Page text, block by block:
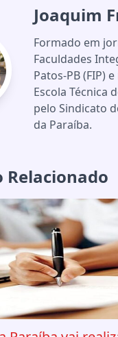
Joaquim
Formado em
Faculdades
Patos-PB (FIP)
Escola Técnica
pelo Sindicato
da Paraíba.
Relacionado